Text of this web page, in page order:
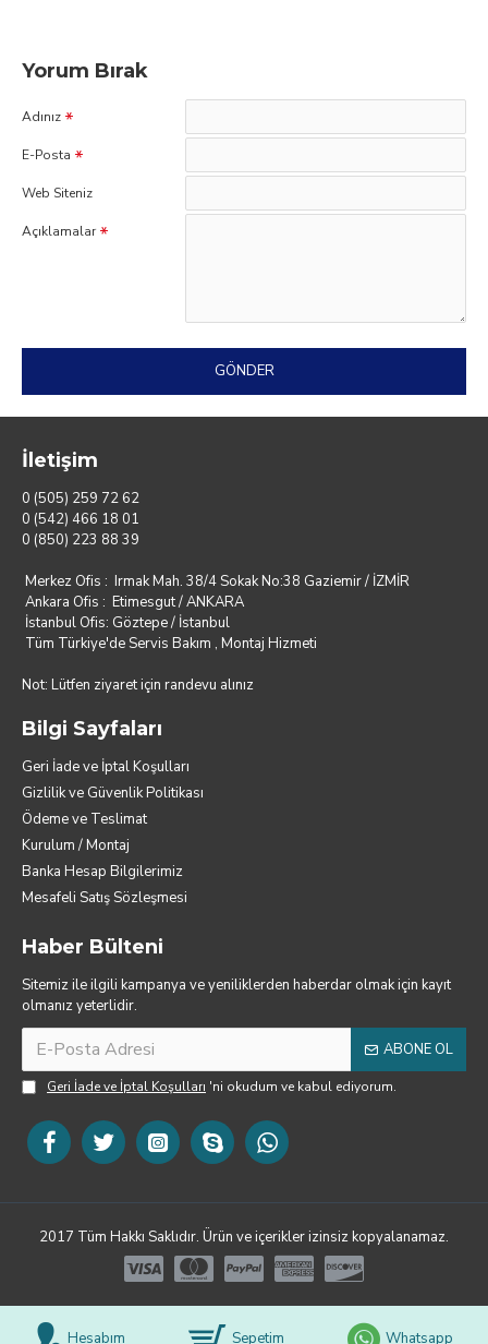
Yorum Bırak
Adınız
E-Posta
Web Siteniz
Açıklamalar
GÖNDER
İletişim
0 (505) 259 72 62
0 (542) 466 18 01
0 (850) 223 88 39
Merkez Ofis : Irmak Mah. 38/4 Sokak No:38 Gaziemir / İZMİR
Ankara Ofis : Etimesgut / ANKARA
İstanbul Ofis: Göztepe / İstanbul
Tüm Türkiye'de Servis Bakım , Montaj Hizmeti
Not: Lütfen ziyaret için randevu alınız
Bilgi Sayfaları
Geri İade ve İptal Koşulları
Gizlilik ve Güvenlik Politikası
Ödeme ve Teslimat
Kurulum / Montaj
Banka Hesap Bilgilerimiz
Mesafeli Satış Sözleşmesi
Haber Bülteni
Sitemiz ile ilgili kampanya ve yeniliklerden haberdar olmak için kayıt
olmanız yeterlidir.
ABONE OL
Geri İade ve İptal Koşulları 'ni okudum ve kabul ediyorum.
2017 Tüm Hakkı Saklıdır. Ürün ve içerikler izinsiz kopyalanamaz.
Hesabım Sepetim Whatsapp